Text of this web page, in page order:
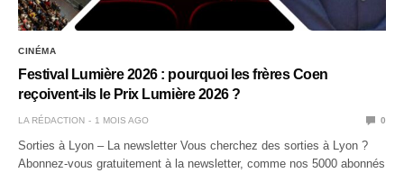
CINÉMA
Festival Lumière 2026 : pourquoi les frères Coen
reçoivent-ils le Prix Lumière 2026 ?
LA RÉDACTION 1 MOIS AGO 0
Sorties à Lyon – La newsletter Vous cherchez des sorties à Lyon ?
Abonnez-vous gratuitement à la newsletter, comme nos 5000 abonnés